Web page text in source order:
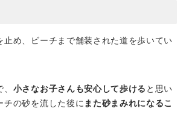
止め、ビーチまで舗装された道を歩いてい
小さなお子さんも安心して歩ける と思い
チの砂を流した後に また砂まみれになるこ